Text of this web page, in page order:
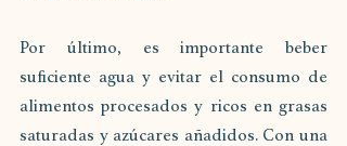
Por último, es importante beber
suficiente agua y evitar el consumo de
alimentos procesados y ricos en grasas
saturadas y azúcares añadidos. Con una